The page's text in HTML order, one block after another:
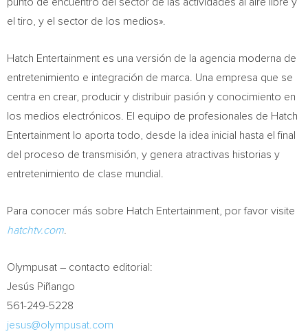
el tiro, y el sector de los medios».
Hatch Entertainment es una versión de la agencia moderna de
entretenimiento e integración de marca. Una empresa que se
centra en crear, producir y distribuir pasión y conocimiento en
los medios electrónicos. El equipo de profesionales de Hatch
Entertainment lo aporta todo, desde la idea inicial hasta el final
del proceso de transmisión, y genera atractivas historias y
entretenimiento de clase mundial.
Para conocer más sobre Hatch Entertainment, por favor visite
hatchtv.com
Olympusat – contacto editorial:
Jesús Piñango
561-249-5228
jesus@olympusat.com